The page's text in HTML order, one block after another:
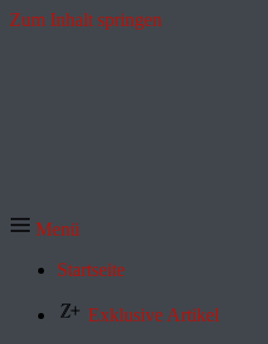
Zum Inhalt springen
Menü
Startseite
Exklusive Artikel